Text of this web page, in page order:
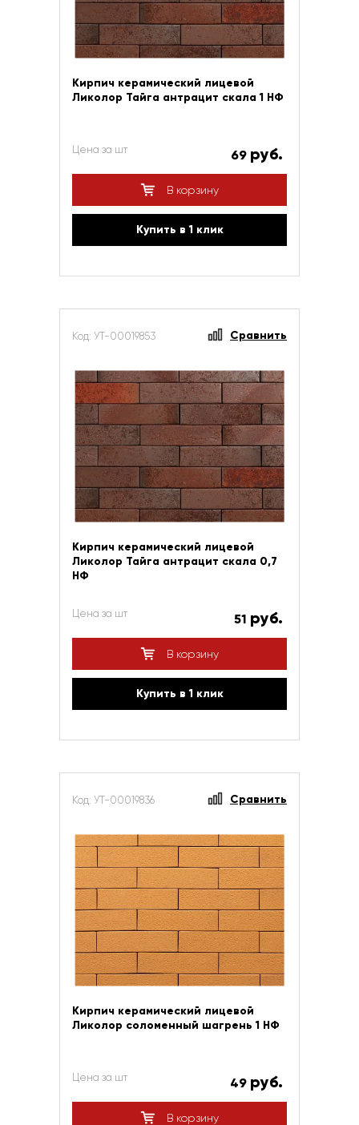
Кирпич керамический лицевой
Ликолор Тайга антрацит скала 1 НФ
Цена за шт 69 руб.
В корзину
Купить в 1 клик
Код: УТ-00019853 Сравнить
Кирпич керамический лицевой
Ликолор Тайга антрацит скала 0,7
НФ
Цена за шт 51 руб.
В корзину
Купить в 1 клик
Код: УТ-00019836 Сравнить
Кирпич керамический лицевой
Ликолор соломенный шагрень 1 НФ
Цена за шт 49 руб.
В корзину